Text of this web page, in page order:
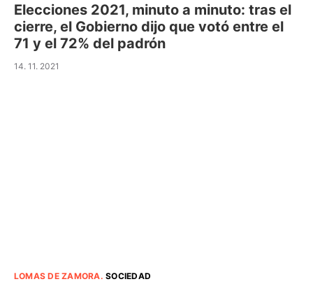
Elecciones 2021, minuto a minuto: tras el
cierre, el Gobierno dijo que votó entre el
71 y el 72% del padrón
14. 11. 2021
LOMAS DE ZAMORA.SOCIEDAD